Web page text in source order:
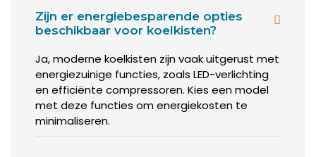
Zijn er energiebesparende opties
beschikbaar voor koelkisten?
Ja, moderne koelkisten zijn vaak uitgerust met
energiezuinige functies, zoals LED-verlichting
en efficiënte compressoren. Kies een model
met deze functies om energiekosten te
minimaliseren.